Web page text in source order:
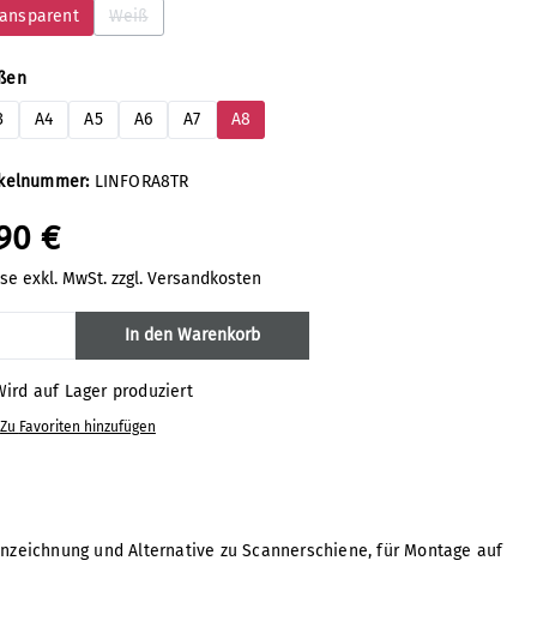
LINFORA8TR
€
exkl. MwSt. zzgl. Versandkosten
auf Lager produziert
Weiß
(Diese Option ist zurzeit nicht verfügbar.)
auswählen
A4 A5 A6 A7 A8
Anzahl: Gib den gewünschten
In den Warenkorb
Zu Favoriten hinzufügen
und Alternative zu Scannerschiene, für Montage auf